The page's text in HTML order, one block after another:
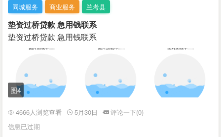
同城服务 商业服务 兰考县
垫资过桥贷款 急用钱联系
垫资过桥贷款 急用钱联系
图4
4666人浏览查看 5月30日
评论一下(0)
信息已过期